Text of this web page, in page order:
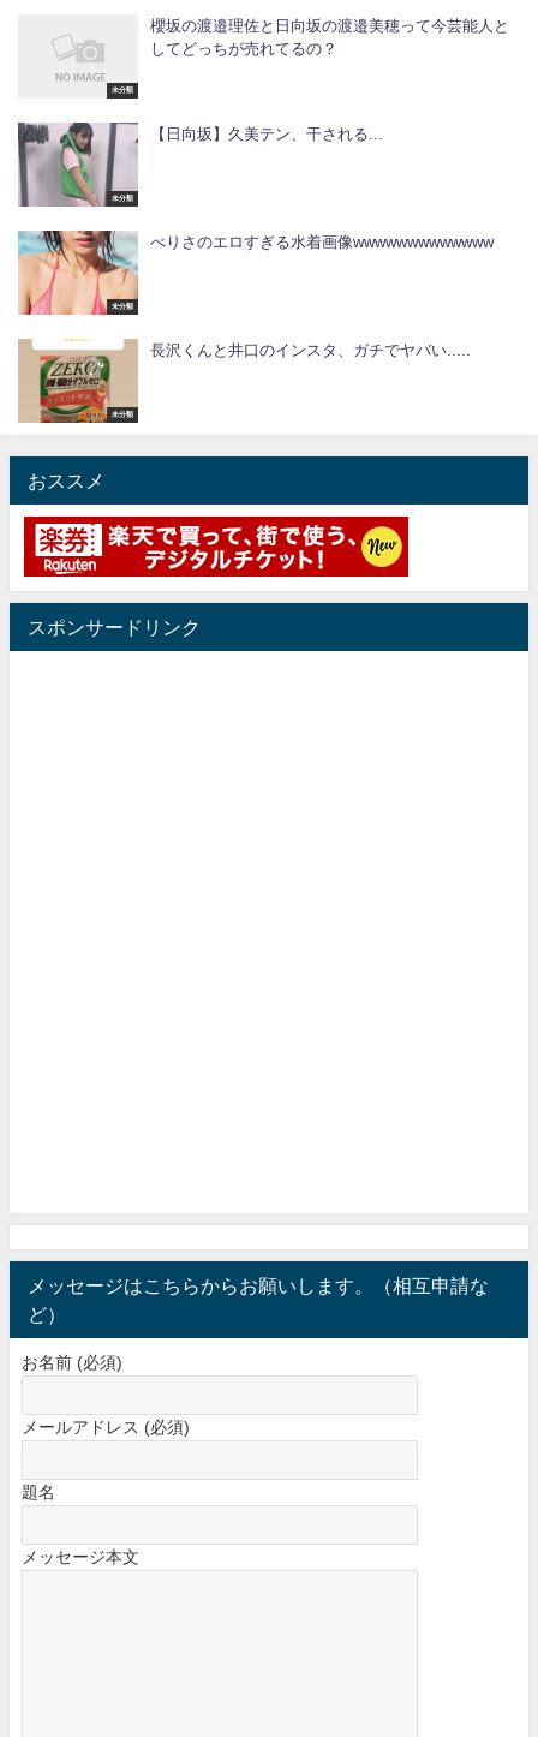
未分類
櫻坂の渡邉理佐と日向坂の渡邉美穂って今芸能人と
してどっちが売れてるの？
未分類
【日向坂】久美テン、干される...
未分類
べりさのエロすぎる水着画像wwwwwwwwwwwww
未分類
長沢くんと井口のインスタ、ガチでヤバい.....
おススメ
スポンサードリンク
メッセージはこちらからお願いします。（相互申請な
ど）
お名前 (必須)
メールアドレス (必須)
題名
メッセージ本文